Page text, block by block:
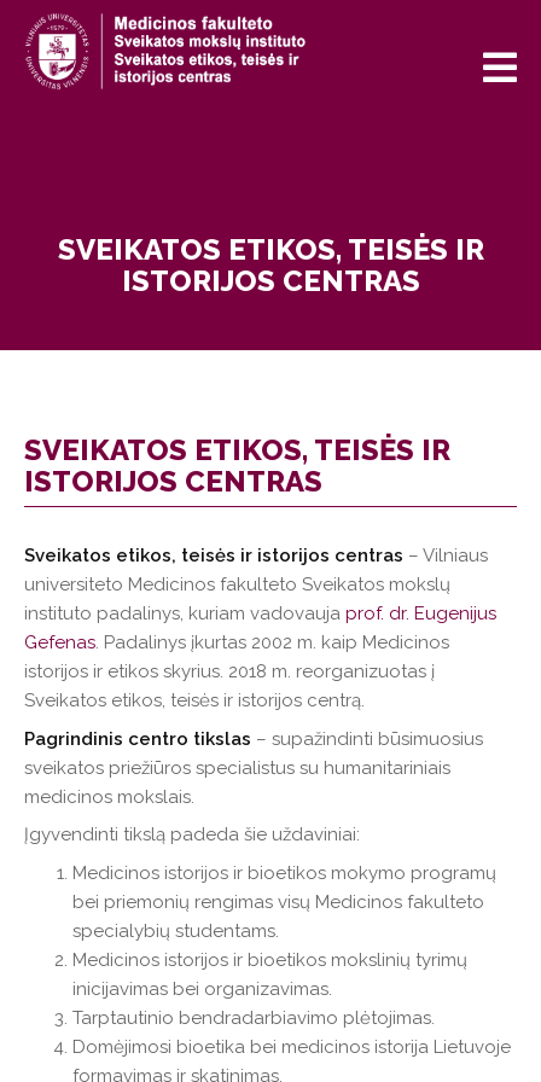
SVEIKATOS ETIKOS, TEISĖS IR
ISTORIJOS CENTRAS
SVEIKATOS ETIKOS, TEISĖS IR
ISTORIJOS CENTRAS
Sveikatos etikos, teisės ir istorijos centras – Vilniaus
universiteto Medicinos fakulteto Sveikatos mokslų
instituto padalinys, kuriam vadovauja prof. dr. Eugenijus
Gefenas. Padalinys įkurtas 2002 m. kaip Medicinos
istorijos ir etikos skyrius. 2018 m. reorganizuotas į
Sveikatos etikos, teisės ir istorijos centrą.
Pagrindinis centro tikslas – supažindinti būsimuosius
sveikatos priežiūros specialistus su humanitariniais
medicinos mokslais.
Įgyvendinti tikslą padeda šie uždaviniai:
Medicinos istorijos ir bioetikos mokymo programų
bei priemonių rengimas visų Medicinos fakulteto
specialybių studentams.
Medicinos istorijos ir bioetikos mokslinių tyrimų
inicijavimas bei organizavimas.
Tarptautinio bendradarbiavimo plėtojimas.
Domėjimosi bioetika bei medicinos istorija Lietuvoje
formavimas ir skatinimas.